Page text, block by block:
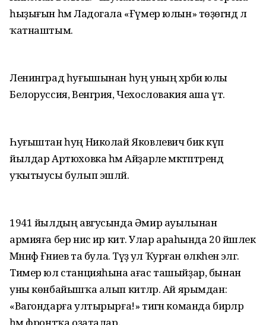
һыҙығын һәм Ладогала «Ғүмер юлын» төҙөгәндә лә
ҡатнаштым.
Ленинград һуғышынан һуң уның хәрби юлы
Белоруссия, Венгрия, Чехословакия аша үтә.
Һуғыштан һуң Николай Яковлевич бик күп
йылдар Артюховка һәм Айҙарәле мәктәптәрендә
уҡытыусы булып эшләй.
1941 йылдың авгусында Әмир ауылынан
армияға бер нисә ир китә. Улар араһында 20 йәшлек
Мәннәф Ғәниев та була. Тәүҙә ул Ҡурған өлкәһенә эләгә.
Тимер юл станцияһына ағас ташыйҙар, бынан
уны көнбайышҡа алып китәләр. Ай ярымдан:
«Вагондарға ултырырға!» тигән команда бирәләр